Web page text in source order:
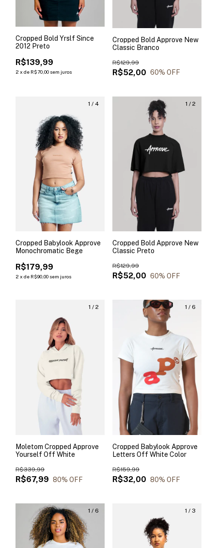
Cropped Bold Yrslf Since
2012 Preto
R$139,99
2 x de R$70,00 sem juros
Cropped Bold Approve New
Classic Branco
R$52,00
R$129,99
60% OFF
1 / 4
Cropped Babylook Approve
Monochromatic Bege
R$179,99
2 x de R$90,00 sem juros
1 / 2
Cropped Bold Approve New
Classic Preto
R$52,00
R$129,99
60% OFF
1 / 2
Moletom Cropped Approve
Yourself Off White
R$67,99
R$339,99
80% OFF
1 / 6
Cropped Babylook Approve
Letters Off White Color
R$32,00
R$159,99
80% OFF
1 / 6 1 / 3